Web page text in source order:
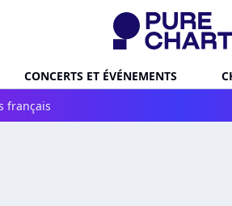
CONCERTS ET ÉVÉNEMENTS
français